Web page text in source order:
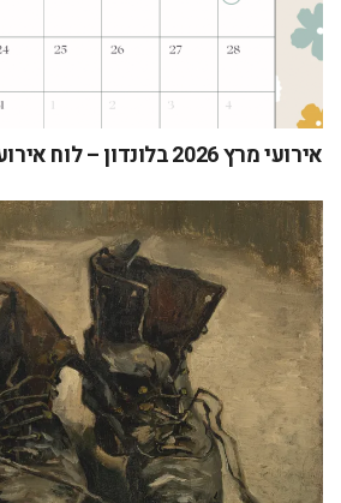
אירועי מרץ 2026 בלונדון – לוח אירועים מלא ותאריכים